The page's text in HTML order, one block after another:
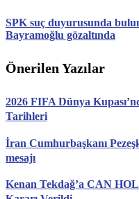
SPK suç duyurusunda
Bayramoğlu gözaltında
Önerilen Yazılar
2026 FIFA Dünya
Tarihleri
İran Cumhurbaşkanı
mesajı
Kenan Tekdağ’a CAN